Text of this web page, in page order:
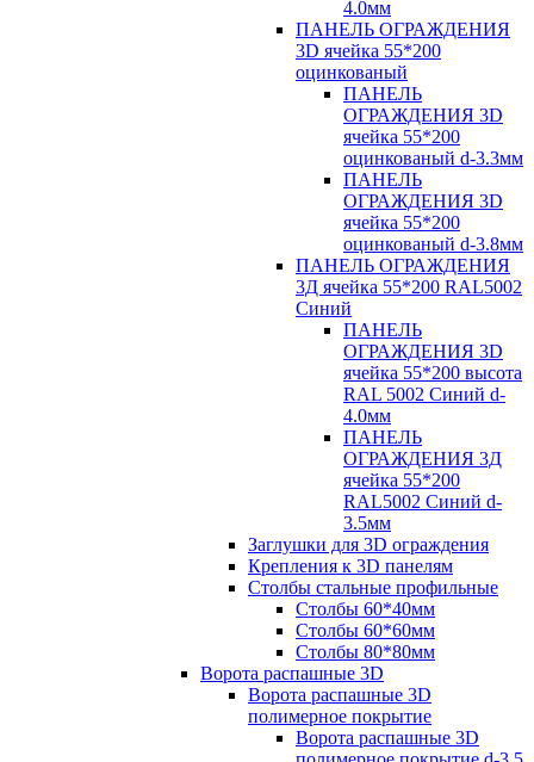
4.0мм
ПАНЕЛЬ ОГРАЖДЕНИЯ
3D ячейка 55*200
оцинкованый
ПАНЕЛЬ
ОГРАЖДЕНИЯ 3D
ячейка 55*200
оцинкованый d-3.3мм
ПАНЕЛЬ
ОГРАЖДЕНИЯ 3D
ячейка 55*200
оцинкованый d-3.8мм
ПАНЕЛЬ ОГРАЖДЕНИЯ
3Д ячейка 55*200 RAL5002
Синий
ПАНЕЛЬ
ОГРАЖДЕНИЯ 3D
ячейка 55*200 высота
RAL 5002 Синий d-
4.0мм
ПАНЕЛЬ
ОГРАЖДЕНИЯ 3Д
ячейка 55*200
RAL5002 Синий d-
3.5мм
Заглушки для 3D ограждения
Крепления к 3D панелям
Столбы стальные профильные
Столбы 60*40мм
Столбы 60*60мм
Столбы 80*80мм
Ворота распашные 3D
Ворота распашные 3D
полимерное покрытие
Ворота распашные 3D